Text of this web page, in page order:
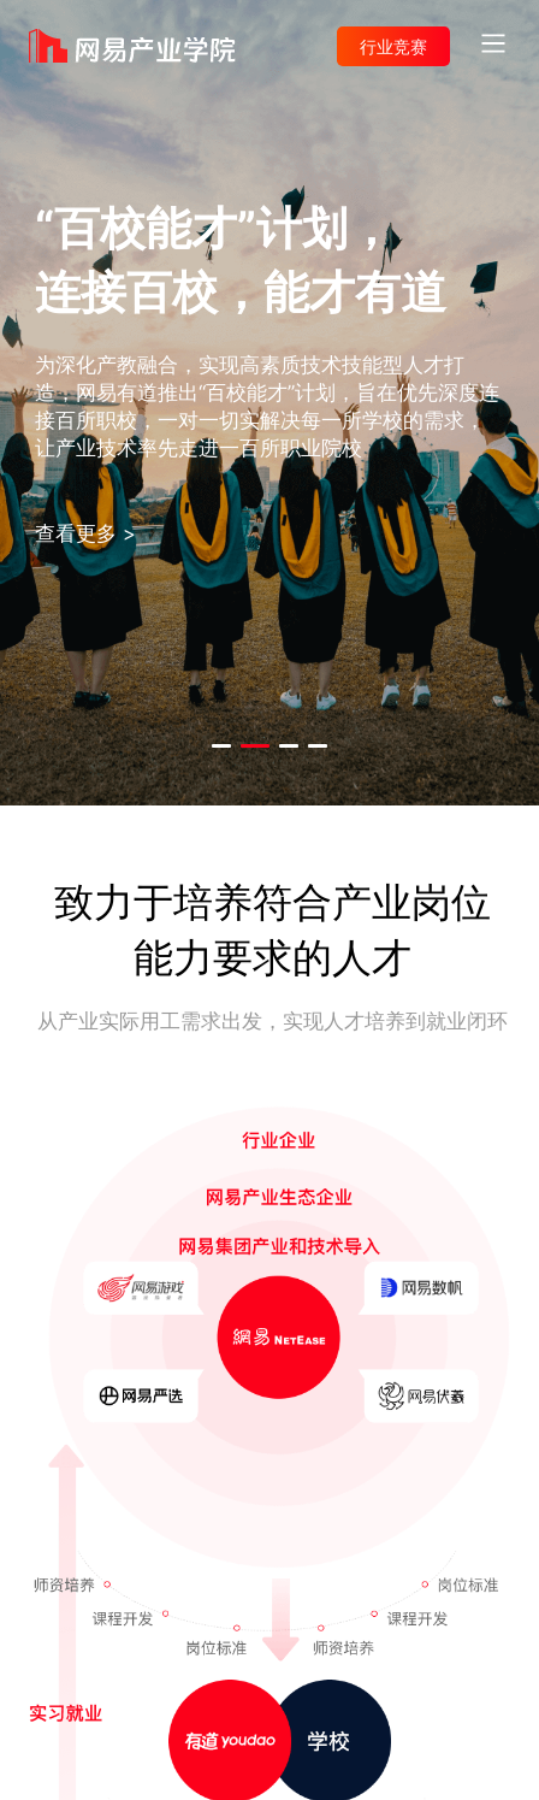
行业竞赛
首页
解决方案
综合解决方案
数字文娱人才培养综合解决方案
大数据人才培养综合解决方案
跨境电商人才培养综合解决方案
新媒体方向人才培养综合解决方案
专项解决方案
网易直播电商校园基地方案
实训平台
“百校能才”计划
“百校能才”计划，
连接百校，能才有道
为深化产教融合，实现高素质技术技能型人才打
造，网易有道推出“百校能才”计划，旨在优先深度连
接百所职校，一对一切实解决每一所学校的需求，
让产业技术率先走进一百所职业院校
查看更多 >
致力于培养符合产业岗位
能力要求的人才
从产业实际用工需求出发，实现人才培养到就业闭环